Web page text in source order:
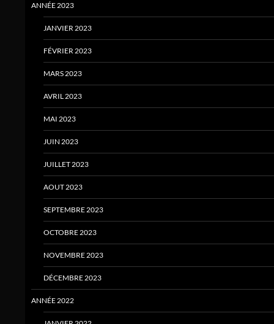
ANNÉE 2023
JANVIER 2023
FÉVRIER 2023
MARS 2023
AVRIL 2023
MAI 2023
JUIN 2023
JUILLET 2023
AOUT 2023
SEPTEMBRE 2023
OCTOBRE 2023
NOVEMBRE 2023
DÉCEMBRE 2023
ANNÉE 2022